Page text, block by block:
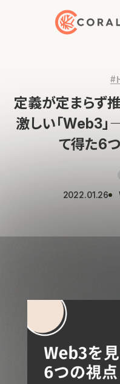
トップページへ
#
定義が定まらず
激しい「Web3」
て得た6
2022.01.26